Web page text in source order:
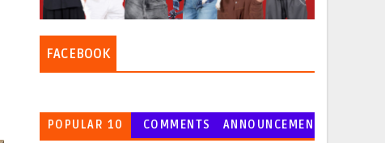
FACEBOOK
POPULAR 10 COMMENTS
ANNOUNCEMEN